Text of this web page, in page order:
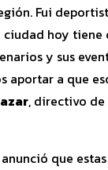
Fui
hoy tiene
y sus
aportar a que
, directivo de
que